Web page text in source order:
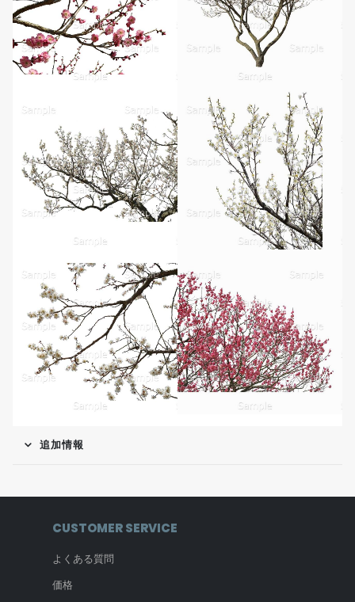
追加情報
CUSTOMER SERVICE
よくある質問
価格